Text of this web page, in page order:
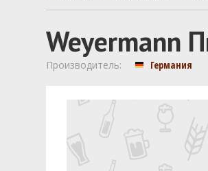
Weyermann
Производитель: Германия